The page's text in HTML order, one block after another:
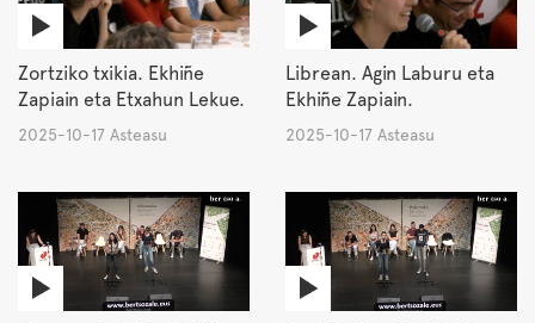
Zortziko txikia. Ekhiñe
Zapiain eta Etxahun Lekue.
2025-10-17 Asteasu
Librean. Agin Laburu eta
Ekhiñe Zapiain.
2025-10-17 Asteasu